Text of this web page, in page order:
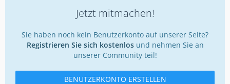
Jetzt mitmachen!
Sie haben noch kein Benutzerkonto auf unserer Seite?
Registrieren Sie sich kostenlosund nehmen Sie an
unserer Community teil!
BENUTZERKONTO ERSTELLEN